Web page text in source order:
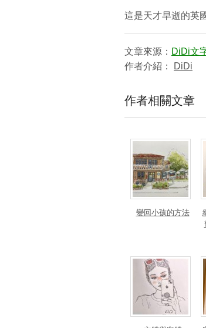
這是天才早逝的英
文章來源： DiDi文
作者介紹：
DiDi
作者相關文章
變回小孩的方法